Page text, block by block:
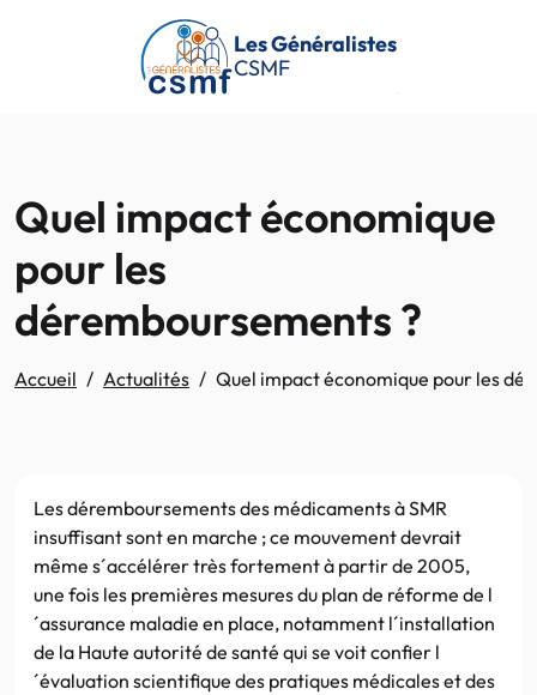
Passer au contenu principal
Les Généralistes
CSMF
Quel impact économique
pour les
déremboursements ?
Accueil Actualités Quel impact économique pour les
Les déremboursements des médicaments à SMR
insuffisant sont en marche ; ce mouvement devrait
même s´accélérer très fortement à partir de 2005,
une fois les premières mesures du plan de réforme de l
´assurance maladie en place, notamment l´installation
de la Haute autorité de santé qui se voit confier l
´évaluation scientifique des pratiques médicales et des